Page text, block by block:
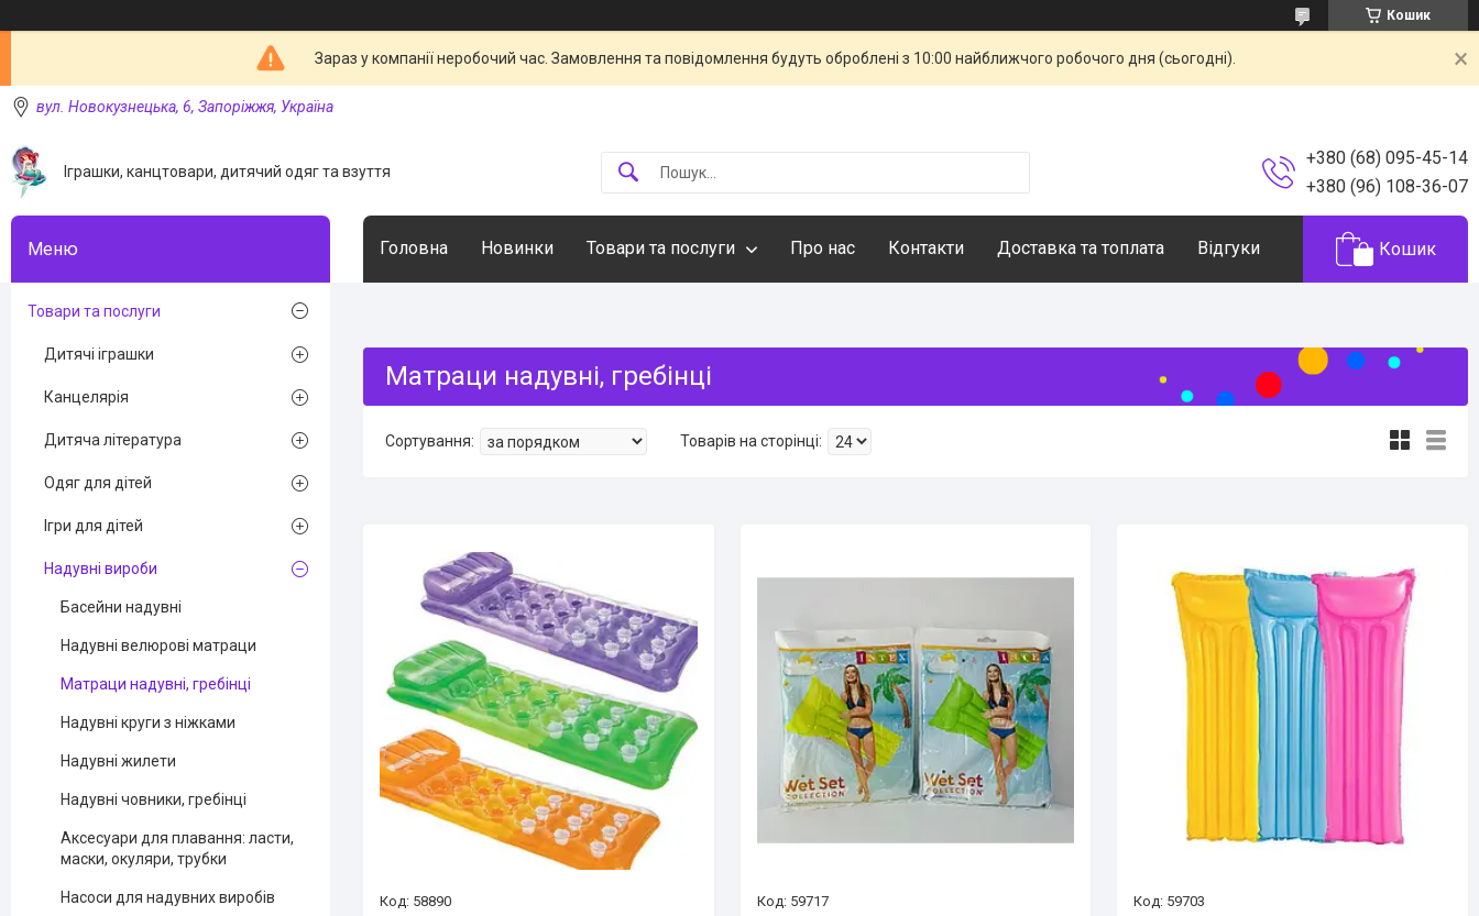
Кошик
Зараз у компанії неробочий час. Замовлення та повідомлення будуть оброблені з 10:00 найближчого робочого дня (сьогодні).
вул. Новокузнецька, 6, Запоріжжя, Україна
Іграшки, канцтовари, дитячий одяг та взуття
+380 (68) 095-45-14
+380 (96) 108-36-07
Головна Новинки Товари та послуги Про нас Контакти Доставка та топлата Відгуки Кошик
Матраци надувні, гребінці
58890 59717 59703
Товари та послуги
Дитячі іграшки
Канцелярія
Дитяча література
Одяг для дітей
Ігри для дітей
Надувні вироби
Басейни надувні
Надувні велюрові матраци
Матраци надувні, гребінці
Надувні круги з ніжками
Надувні жилети
Надувні човники, гребінці
Аксесуари для плавання: ласти,
маски, окуляри, трубки
Насоси для надувних виробів